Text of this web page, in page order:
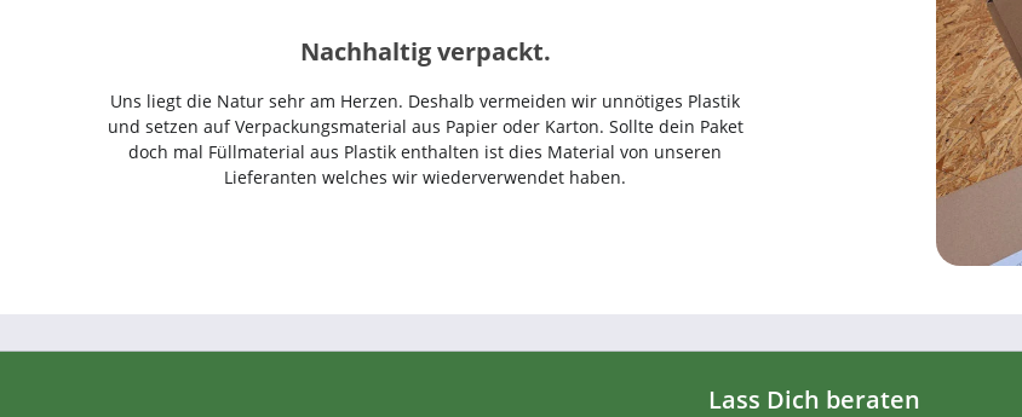
Nachhaltig verpackt.
Uns liegt die Natur sehr am Herzen. Deshalb vermeiden wir unnötiges Plastik
und setzen auf Verpackungsmaterial aus Papier oder Karton. Sollte dein Paket
doch mal Füllmaterial aus Plastik enthalten ist dies Material von unseren
Lieferanten welches wir wiederverwendet haben.
Lass Dich beraten